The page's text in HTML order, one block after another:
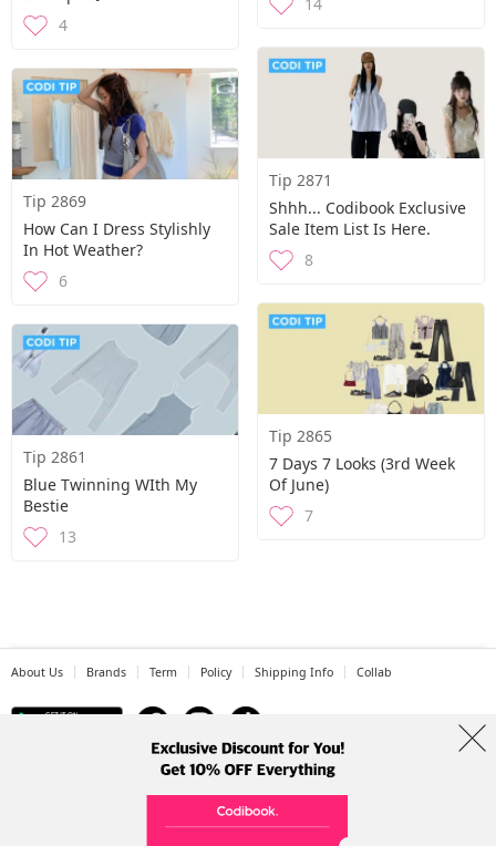
4
Tip 2871
Shhh... Codibook Exclusive
Sale Item List Is Here.
8
Tip 2869
How Can I Dress Stylishly
In Hot Weather?
6
Tip 2865
7 Days 7 Looks (3rd Week
Of June)
7
Tip 2861
Blue Twinning WIth My
Bestie
13
About Us Brands Term Policy Shipping Info Collab
Address: A-301, 114, Gasan digital 2-ro, Geumcheon-gu, Seoul
Tel: +82-1661-1813 (Korean) Email: help@codibook.net